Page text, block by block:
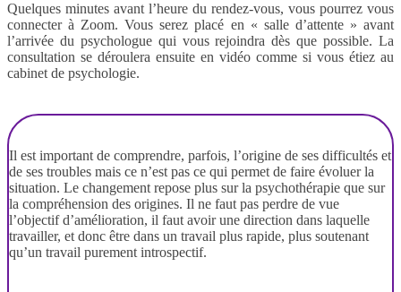
Quelques minutes avant l’heure du rendez-vous, vous pourrez vous
connecter à Zoom. Vous serez placé en « salle d’attente » avant
l’arrivée du psychologue qui vous rejoindra dès que possible. La
consultation se déroulera ensuite en vidéo comme si vous étiez au
cabinet de psychologie.
Il est important de comprendre, parfois, l’origine de ses difficultés et
de ses troubles mais ce n’est pas ce qui permet de faire évoluer la
situation. Le changement repose plus sur la psychothérapie que sur
la compréhension des origines. Il ne faut pas perdre de vue
l’objectif d’amélioration, il faut avoir une direction dans laquelle
travailler, et donc être dans un travail plus rapide, plus soutenant
qu’un travail purement introspectif.